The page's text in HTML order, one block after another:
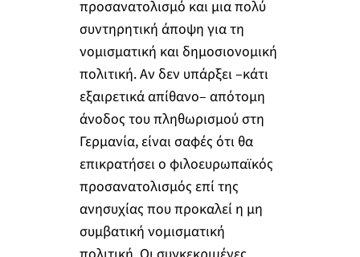
προσανατολισμό και μια πολύ
συντηρητική άποψη για τη
νομισματική και δημοσιονομική
πολιτική. Αν δεν υπάρξει –κάτι
εξαιρετικά απίθανο– απότομη
άνοδος του πληθωρισμού στη
Γερμανία, είναι σαφές ότι θα
επικρατήσει ο φιλοευρωπαϊκός
προσανατολισμός επί της
ανησυχίας που προκαλεί η μη
συμβατική νομισματική